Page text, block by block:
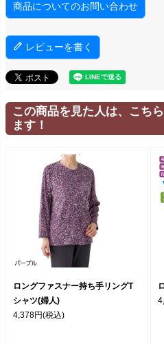
商品についてのお問い合わせ
レビューを書く
この商品を見た人は、こち
ます！
ロングファスナー持ち手リングT
シャツ(婦人)
4,378円(税込)